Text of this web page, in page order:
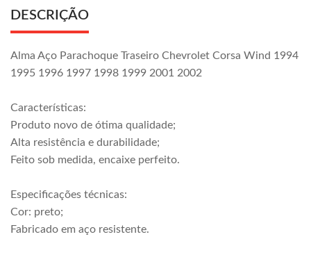
DESCRIÇÃO
Alma Aço Parachoque Traseiro Chevrolet Corsa Wind 1994
1995 1996 1997 1998 1999 2001 2002
Características:
Produto novo de ótima qualidade;
Alta resistência e durabilidade;
Feito sob medida, encaixe perfeito.
Especificações técnicas:
Cor: preto;
Fabricado em aço resistente.